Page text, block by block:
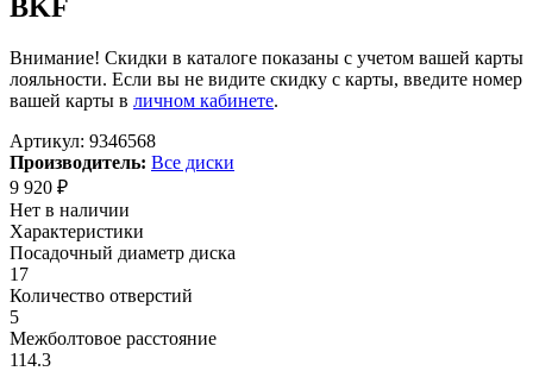
BKF
Внимание! Скидки в каталоге показаны с учетом вашей карты
лояльности. Если вы не видите скидку с карты, введите номер
вашей карты в личном кабинете.
Артикул: 9346568
Производитель: Все диски
9 920 ₽
Нет в наличии
Характеристики
Посадочный диаметр диска
17
Количество отверстий
5
Межболтовое расстояние
114.3